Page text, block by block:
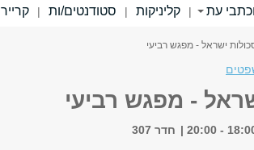
עת | קליניקות | סטודנטים/ות |
ישראל - מפגש רביעי
- מפגש רביעי
חדר 307